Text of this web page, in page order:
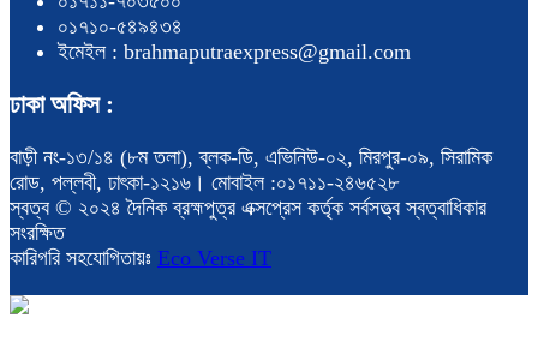
০১৭১০-৫৪৯৪৩৪
ইমেইল : brahmaputraexpress@gmail.com
ঢাকা অফিস :
বাড়ী নং-১৩/১৪ (৮ম তলা), ব্লক-ডি, এভিনিউ-০২, মিরপুর-০৯, সিরামিক
রোড, পল্লবী, ঢাৎকা-১২১৬। মোবাইল :০১৭১১-২৪৬৫২৮
স্বত্ব © ২০২৪ দৈনিক ব্রহ্মপুত্র এক্সপ্রেস কর্তৃক সর্বসত্ত্ব স্বত্বাধিকার
সংরক্ষিত
কারিগরি সহযোগিতায়ঃ Eco Verse IT